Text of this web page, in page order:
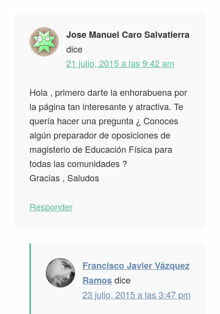
lectores
Jose Manuel Caro Salvatierra
dice
21 julio, 2015 a las 9:42 am
Hola , primero darte la enhorabuena por
la página tan interesante y atractiva. Te
quería hacer una pregunta ¿ Conoces
algún preparador de oposiciones de
magisterio de Educación Física para
todas las comunidades ?
Gracias , Saludos
Responder
Francisco Javier Vázquez
Ramosdice
23 julio, 2015 a las 3:47 pm